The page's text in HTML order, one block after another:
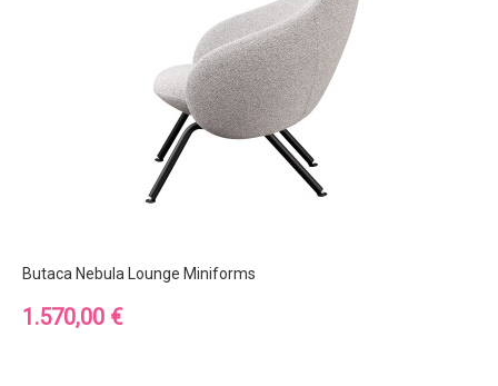
Butaca Nebula Lounge Miniforms
Precio
1.570,00 €